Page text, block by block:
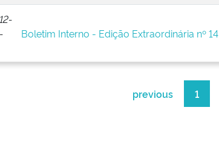
Boletim Interno - Edição Extraordinária nº 14
previous 1